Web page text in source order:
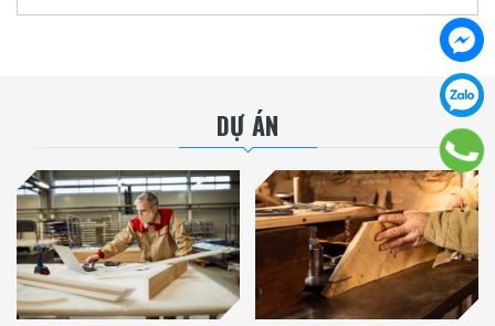
DỰ ÁN